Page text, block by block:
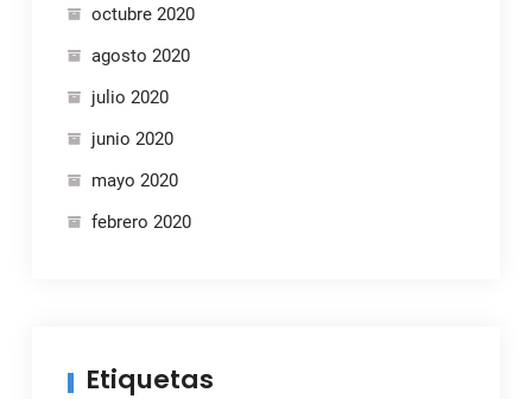
octubre 2020
agosto 2020
julio 2020
junio 2020
mayo 2020
febrero 2020
Etiquetas